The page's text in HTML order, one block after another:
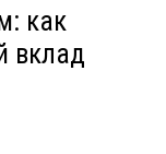
как
вклад